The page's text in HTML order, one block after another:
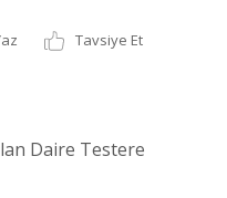
Tavsiye Et
Daire Testere